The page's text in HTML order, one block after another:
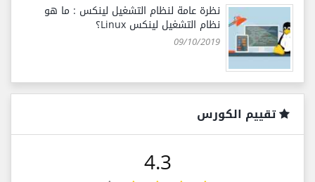
نظرة عامة لنظام التشغيل لينكس : ما هو
نظام التشغيل لينكس Linux؟
09/10/2019
تقييم الكورس
4.3